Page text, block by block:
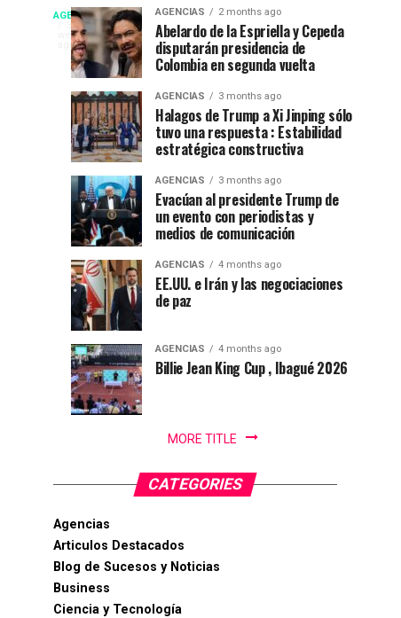
AGENCIAS
3
weeks
ago
Campeonato
internacional
de
natación
en
Ibagué
NEW
YORK
DEPORTES|
Por
Gustavo
Lugo
Ibagué
Ibagué
celebró
Campeonato
Natación
PanAm...
en
52
festival
del
folclor
colombiano
Espriella
nuevo
presidente
Colombia
2026-
2030
AGENCIAS 2 months ago
Abelardo de la Espriella y Cepeda
disputarán presidencia de
Colombia en segunda vuelta
AGENCIAS 3 months ago
Halagos de Trump a Xi Jinping sólo
tuvo una respuesta : Estabilidad
estratégica constructiva
AGENCIAS 3 months ago
Evacúan al presidente Trump de
un evento con periodistas y
medios de comunicación
AGENCIAS 4 months ago
EE.UU. e Irán y las negociaciones
de paz
AGENCIAS 4 months ago
Billie Jean King Cup , Ibagué 2026
MORE TITLE
CATEGORIES
Agencias
Articulos Destacados
Blog de Sucesos y Noticias
Business
Ciencia y Tecnología